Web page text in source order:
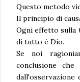
Questo metodo
Il principio di
Ogni effetto sulla
di tutto è Dio.
Se noi
conclusione